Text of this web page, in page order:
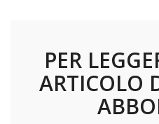
PER
ARTICOLO